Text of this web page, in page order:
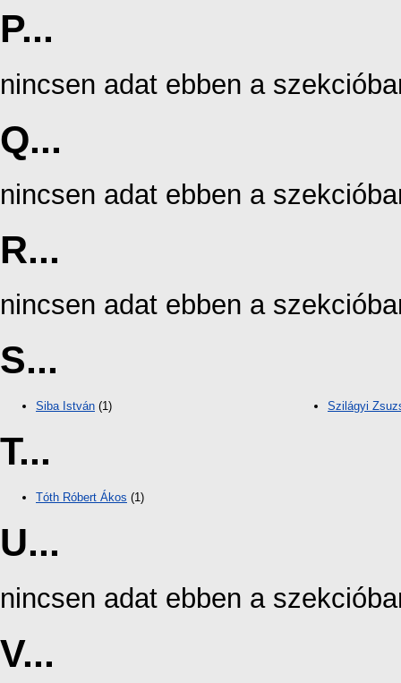
P...
nincsen adat ebben a
Q...
nincsen adat ebben a
R...
nincsen adat ebben a
S...
Siba István (1) Szilágyi
T...
Tóth Róbert Ákos (1)
U...
nincsen adat ebben a
V...